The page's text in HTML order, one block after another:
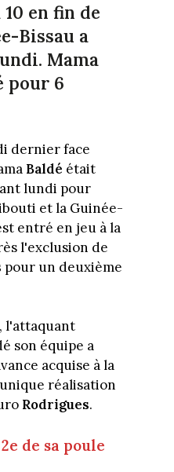
en fin de
Bissau a
Mama
pour 6
dernier face
Baldé était
lundi pour
et la Guinée-
entré en jeu à la
l'exclusion de
pour un deuxième
l'attaquant
son équipe a
acquise à la
réalisation
Rodrigues.
de sa poule